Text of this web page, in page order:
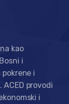
kao
i
i
provodi
i